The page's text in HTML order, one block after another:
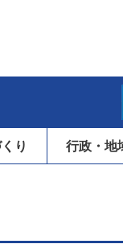
り 行政・地